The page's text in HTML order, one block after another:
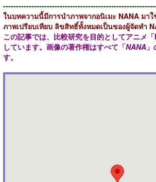
ในบทความนี้มีการนำภาพจากอนิเมะ NANA มาใ
ภาพเปรียบเทียบ ลิขสิทธิ์ทั้งหมดเป็นของผู้จัดทำ
この記事では、比較研究を目的としてアニメ
しています。画像の著作権はすべて 「NANA
す。